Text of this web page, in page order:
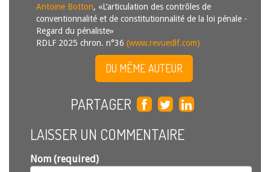
Antoine Botton, «L’articulation des contrôles de
conventionnalité et de constitutionnalité de la loi pénale -
Regard du pénaliste»
RDLF 2025 chron. n°36 (www.revuedlf.com)
DU MÊME AUTEUR
PARTAGER
LAISSER UN COMMENTAIRE
Nom (required)